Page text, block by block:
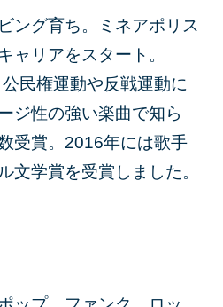
ング育ち。ミネアポリス
ャリアをスタート。
民権運動や反戦運動に
ジ性の強い楽曲で知ら
受賞。2016年には歌手
文学賞を受賞しました。